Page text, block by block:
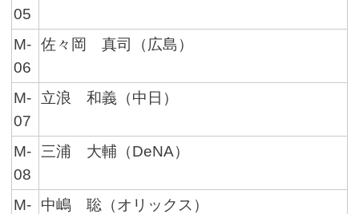
05
M-
06
佐々岡 真司（広島）
M-
07
立浪 和義（中日）
M-
08
三浦 大輔（DeNA）
M-
中嶋 聡（オリックス）